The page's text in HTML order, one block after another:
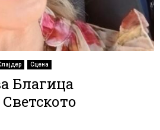
Сцена
Благица